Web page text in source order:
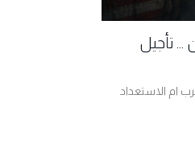
... تأجيل
ام الاستعداد